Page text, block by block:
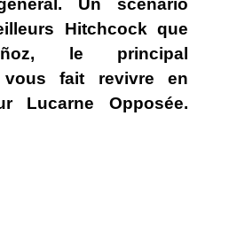
Un scenario
Hitchcock que
le principal
vous fait revivre en
Lucarne Opposée.